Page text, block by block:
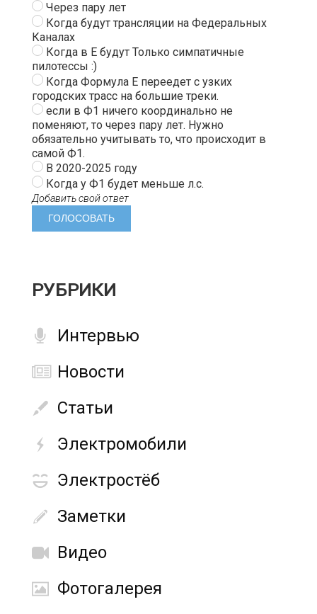
Через пару лет
Когда будут трансляции на Федеральных
Каналах
Когда в Е будут Только симпатичные
пилотессы :)
Когда Формула Е переедет с узких
городских трасс на большие треки.
если в Ф1 ничего координально не
поменяют, то через пару лет. Нужно
обязательно учитывать то, что происходит в
самой Ф1.
В 2020-2025 году
Когда у Ф1 будет меньше л.с.
Добавить свой ответ
РУБРИКИ
Интервью
Новости
Статьи
Электромобили
Электростёб
Заметки
Видео
Фотогалерея